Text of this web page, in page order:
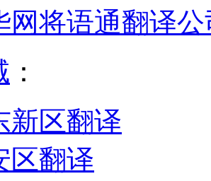
网将语通翻译
：
新区翻译
区翻译